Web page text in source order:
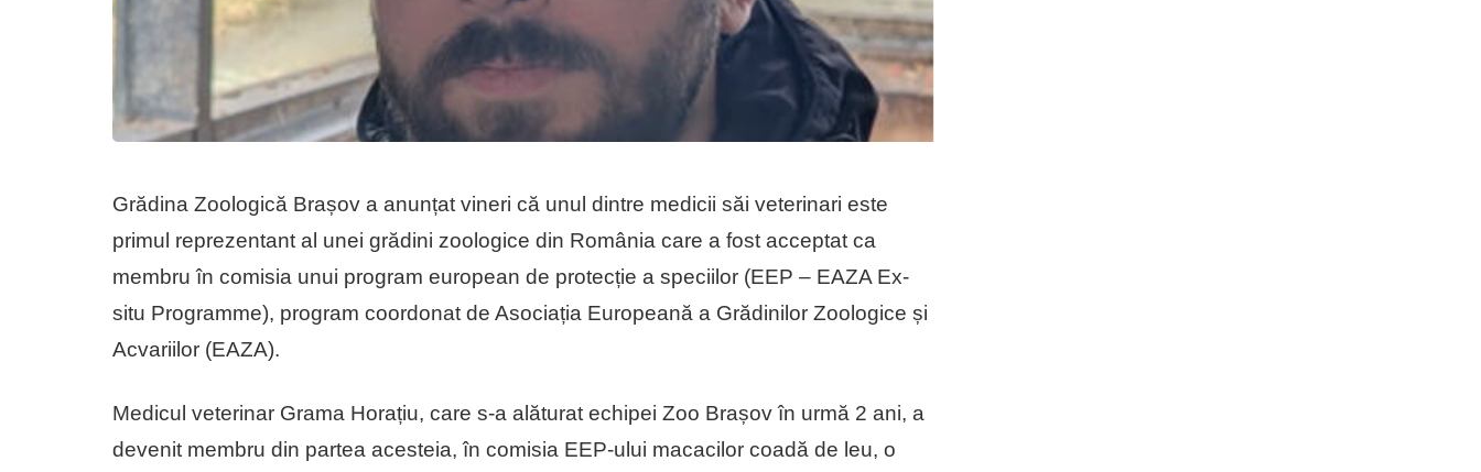
Grădina Zoologică Brașov a anunțat vineri că unul dintre medicii săi veterinari este
primul reprezentant al unei grădini zoologice din România care a fost acceptat ca
membru în comisia unui program european de protecție a speciilor (EEP – EAZA Ex-
situ Programme), program coordonat de Asociația Europeană a Grădinilor Zoologice și
Acvariilor (EAZA).
Medicul veterinar Grama Horațiu, care s-a alăturat echipei Zoo Brașov în urmă 2 ani, a
devenit membru din partea acesteia, în comisia EEP-ului macacilor coadă de leu, o